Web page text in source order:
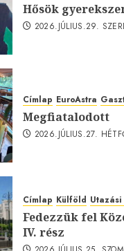
Hősök
2026.JÚLIUS.29.
Címlap EuroAstra
Megfiatalodott
2026.JÚLIUS.27.
Címlap Külföld
Fedezzük fel
IV. rész